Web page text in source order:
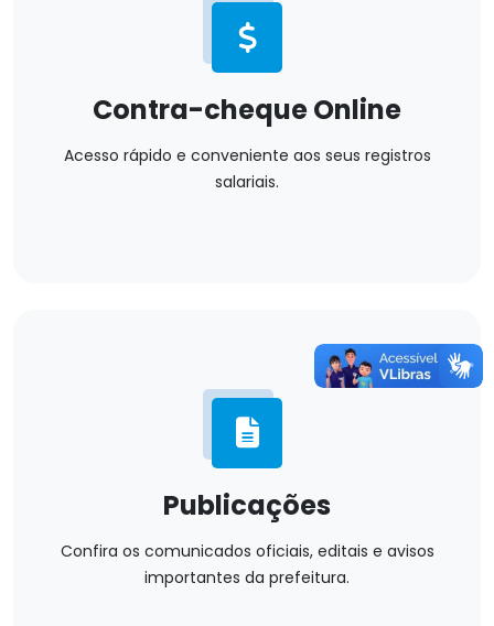
Contra-cheque Online
Acesso rápido e conveniente aos seus registros
salariais.
Publicações
Confira os comunicados oficiais, editais e avisos
importantes da prefeitura.